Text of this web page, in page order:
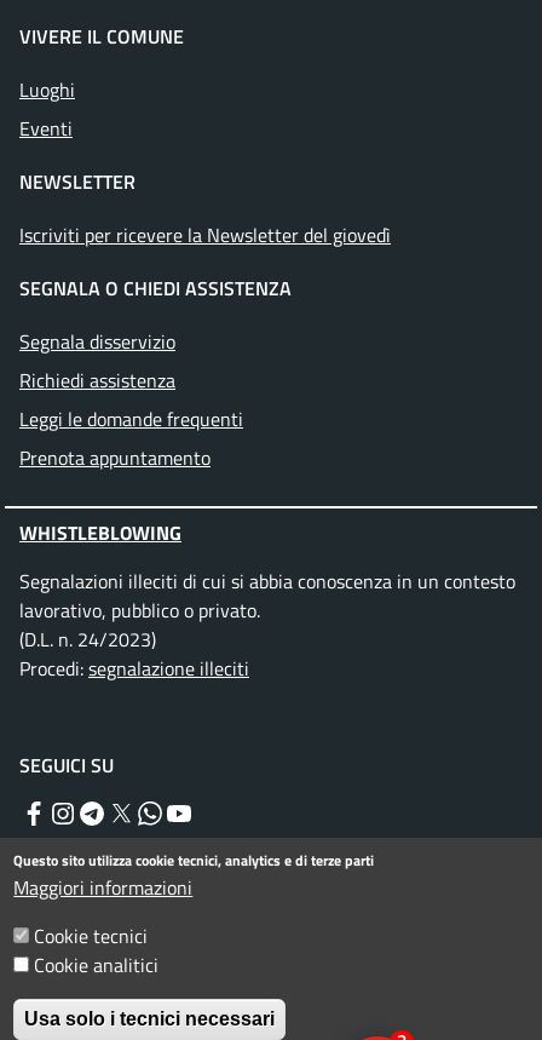
VIVERE IL COMUNE
Luoghi
Eventi
NEWSLETTER
Iscriviti per ricevere la Newsletter del giovedì
SEGNALA O CHIEDI ASSISTENZA
Segnala disservizio
Richiedi assistenza
Leggi le domande frequenti
Prenota appuntamento
WHISTLEBLOWING
Segnalazioni illeciti di cui si abbia conoscenza in un contesto
lavorativo, pubblico o privato.
(D.L. n. 24/2023)
Procedi:segnalazione illeciti
SEGUICI SU
Facebook
Instagram
Telegram
TwitterWhatsApp
Menu piè di pagina
Dichiarazione di accessibilità
© Comune di Rimini. Tutti i diritti riservati.
Questo sito utilizza cookie tecnici, analytics e di terze parti
Maggiori informazioni
Cookie tecnici
Cookie analitici
Usa solo i tecnici necessari